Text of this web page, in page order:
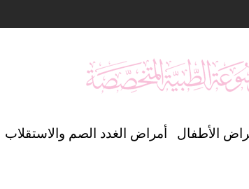
الأطفال أمراض الغدد الصم والاستقلاب